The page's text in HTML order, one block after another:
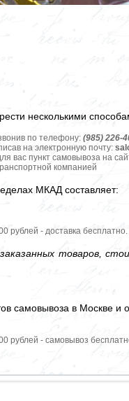
несколькими
по телефону: (985) 226-
на электронную почту:
вас пункт самовывоза на
компанией
МКАД составляет:
рублей - доставка бесплатно.
товаров,
самовывоза в Москве и
рублей - самовывоз